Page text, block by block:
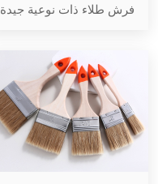
فرش طلاء ذات نوعية جيدة